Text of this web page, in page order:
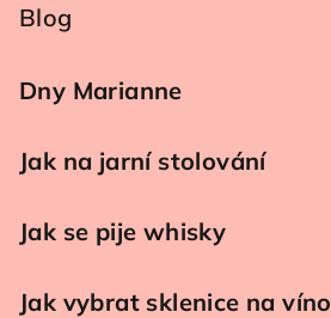
Blog
Dny Marianne
Jak na jarní stolování
Jak se pije whisky
Jak vybrat sklenice na víno